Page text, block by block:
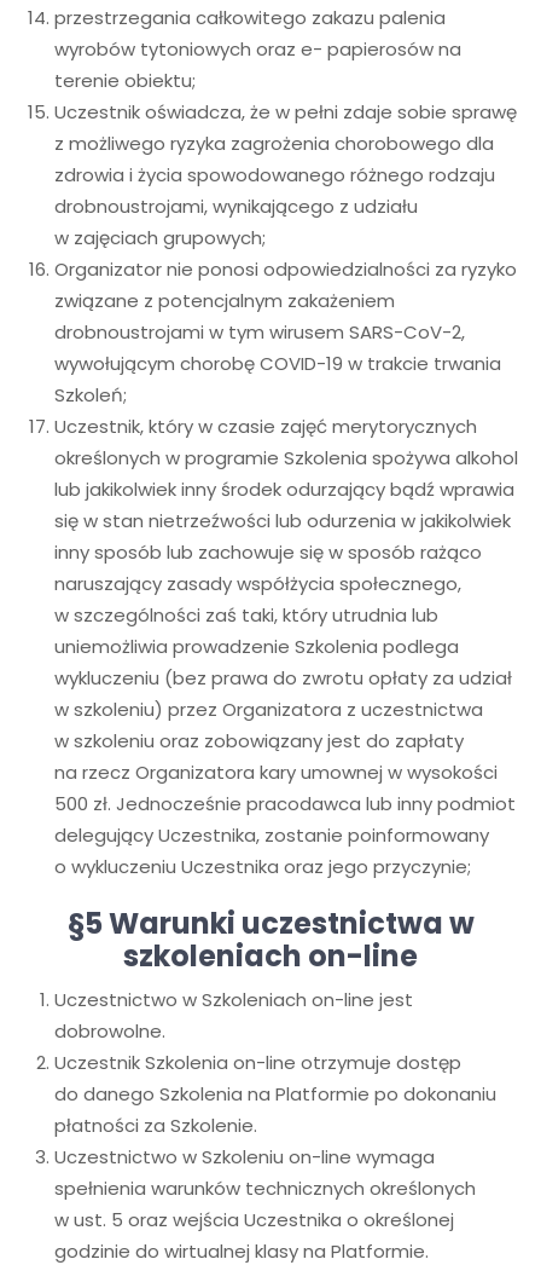
przestrzegania całkowitego zakazu palenia
wyrobów tytoniowych oraz e- papierosów na
terenie obiektu;
Uczestnik oświadcza, że w pełni zdaje sobie sprawę
z możliwego ryzyka zagrożenia chorobowego dla
zdrowia i życia spowodowanego różnego rodzaju
drobnoustrojami, wynikającego z udziału
w zajęciach grupowych;
Organizator nie ponosi odpowiedzialności za ryzyko
związane z potencjalnym zakażeniem
drobnoustrojami w tym wirusem SARS-CoV-2,
wywołującym chorobę COVID-19 w trakcie trwania
Szkoleń;
Uczestnik, który w czasie zajęć merytorycznych
określonych w programie Szkolenia spożywa alkohol
lub jakikolwiek inny środek odurzający bądź wprawia
się w stan nietrzeźwości lub odurzenia w jakikolwiek
inny sposób lub zachowuje się w sposób rażąco
naruszający zasady współżycia społecznego,
w szczególności zaś taki, który utrudnia lub
uniemożliwia prowadzenie Szkolenia podlega
wykluczeniu (bez prawa do zwrotu opłaty za udział
w szkoleniu) przez Organizatora z uczestnictwa
w szkoleniu oraz zobowiązany jest do zapłaty
na rzecz Organizatora kary umownej w wysokości
500 zł. Jednocześnie pracodawca lub inny podmiot
delegujący Uczestnika, zostanie poinformowany
o wykluczeniu Uczestnika oraz jego przyczynie;
§5 Warunki uczestnictwa w
szkoleniach on-line
Uczestnictwo w Szkoleniach on-line jest
dobrowolne.
Uczestnik Szkolenia on-line otrzymuje dostęp
do danego Szkolenia na Platformie po dokonaniu
płatności za Szkolenie.
Uczestnictwo w Szkoleniu on-line wymaga
spełnienia warunków technicznych określonych
w ust. 5 oraz wejścia Uczestnika o określonej
godzinie do wirtualnej klasy na Platformie.